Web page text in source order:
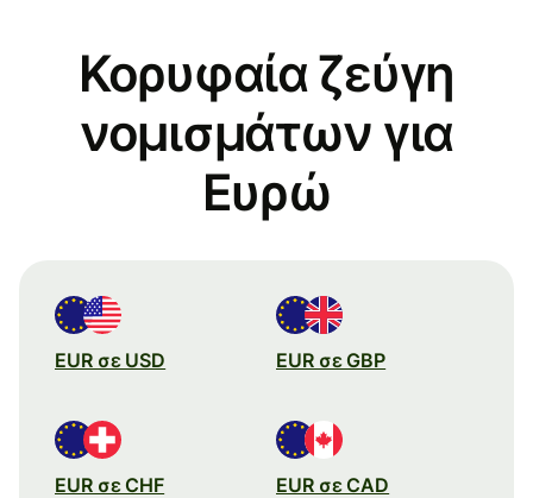
Κορυφαία ζεύγη
νομισμάτων για
Ευρώ
EUR σε USD EUR σε GBP
EUR σε CHF EUR σε CAD